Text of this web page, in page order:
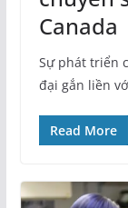
Canada
Sự phát triển
đại gắn liền
Read More